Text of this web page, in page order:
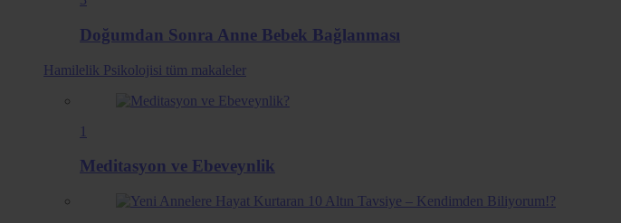
Doğumdan Sonra Anne Bebek Bağlanması
Hamilelik Psikolojisi tüm makaleler
1
Meditasyon ve Ebeveynlik